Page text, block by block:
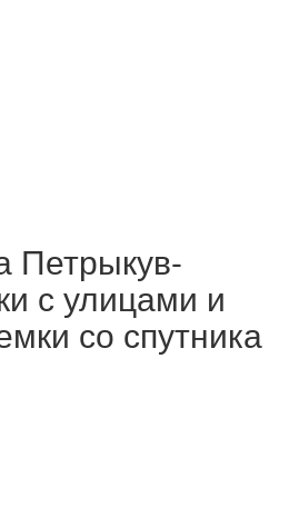
Петрыкув-
с улицами и
со спутника